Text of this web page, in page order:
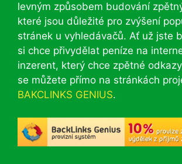
levným způsobem budování
které jsou důležité pro zvýšení
stránek u vyhledávačů. Ať už jste
si chce přivydělat peníze na
inzerent, který chce zpětné
se můžete přímo na stránkách
BAKCLINKS GENIUS.